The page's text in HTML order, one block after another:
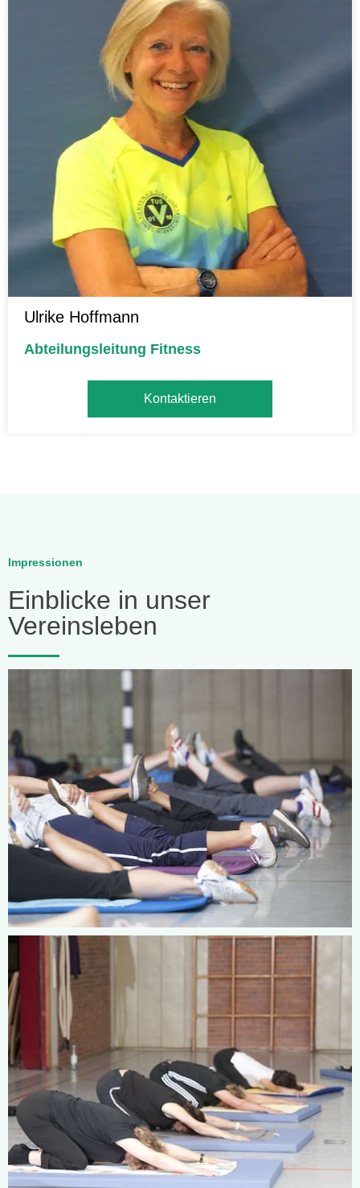
Ulrike Hoffmann
Abteilungsleitung Fitness
Kontaktieren
Impressionen
Einblicke in unser
Vereinsleben